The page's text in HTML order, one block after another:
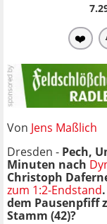
❤️
Von Jens Maßlich
Dresden - Pech,
Minuten nach
Christoph
zum 1:2-Endstand
dem Pausenpfiff
Stamm (42)?